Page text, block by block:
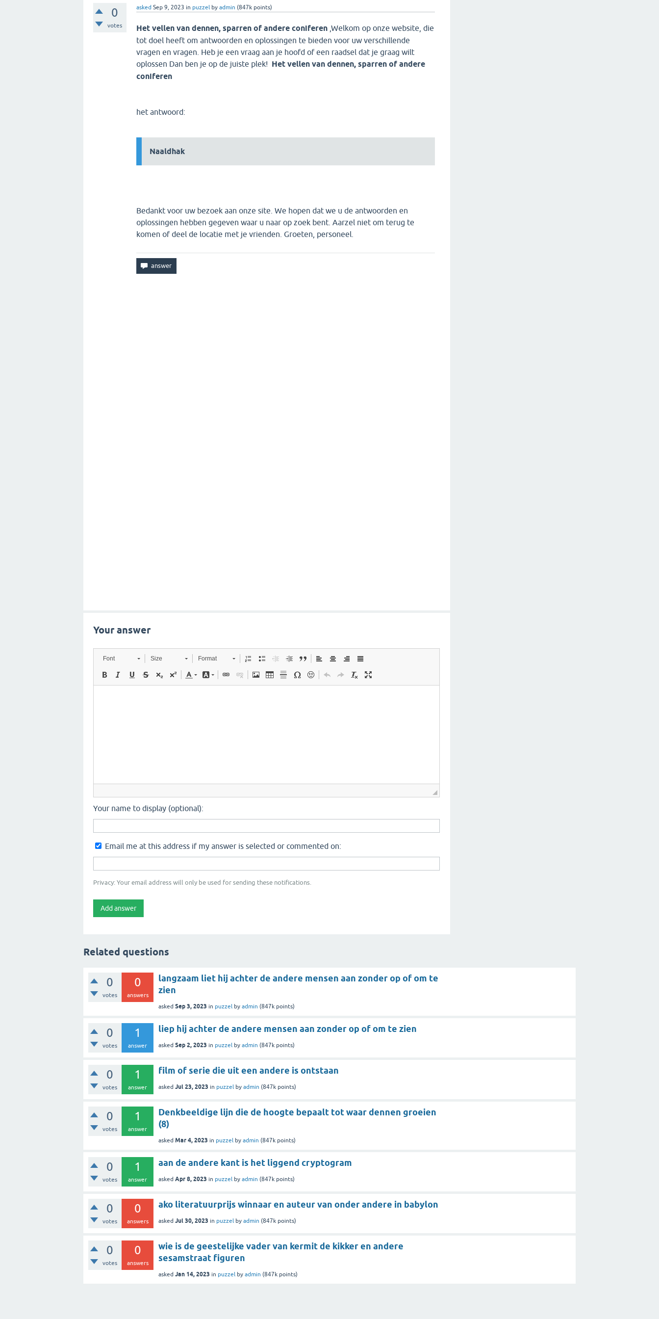
0
votes
asked Sep 9, 2023 in puzzel by admin (847k points)
Het vellen van dennen, sparren of andere coniferen ,Welkom op onze website, die
tot doel heeft om antwoorden en oplossingen te bieden voor uw verschillende
vragen en vragen. Heb je een vraag aan je hoofd of een raadsel dat je graag wilt
oplossen Dan ben je op de juiste plek! Het vellen van dennen, sparren of andere
coniferen
het antwoord:
Naaldhak
Bedankt voor uw bezoek aan onze site. We hopen dat we u de antwoorden en
oplossingen hebben gegeven waar u naar op zoek bent. Aarzel niet om terug te
komen of deel de locatie met je vrienden. Groeten, personeel.
Your answer
Font Size Format
Your name to display (optional):
Email me at this address if my answer is selected or commented on:
Privacy: Your email address will only be used for sending these notifications.
Related questions
0
votes
0
answers
langzaam liet hij achter de andere mensen aan zonder op of om te
zien
asked Sep 3, 2023 in puzzel by admin (847k points)
0
votes
1
answer
liep hij achter de andere mensen aan zonder op of om te zien
asked Sep 2, 2023 in puzzel by admin (847k points)
0
votes
1
answer
film of serie die uit een andere is ontstaan
asked Jul 23, 2023 in puzzel by admin (847k points)
0
votes
1
answer
Denkbeeldige lijn die de hoogte bepaalt tot waar dennen groeien
(8)
asked Mar 4, 2023 in puzzel by admin (847k points)
0
votes
1
answer
aan de andere kant is het liggend cryptogram
asked Apr 8, 2023 in puzzel by admin (847k points)
0
votes
0
answers
ako literatuurprijs winnaar en auteur van onder andere in babylon
asked Jul 30, 2023 in puzzel by admin (847k points)
0
votes
0
answers
wie is de geestelijke vader van kermit de kikker en andere
sesamstraat figuren
asked Jan 14, 2023 in puzzel by admin (847k points)